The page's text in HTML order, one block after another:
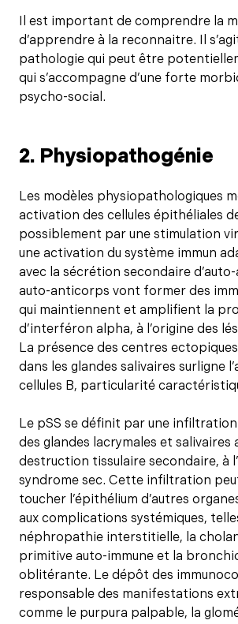
Il est important de comprendre la
d’apprendre à la reconnaitre. Il
pathologie qui peut être
qui s’accompagne d’une forte
psycho-social.
2. Physiopathogénie
Les modèles physiopathologiques
activation des cellules épithéliales
possiblement par une stimulation
une activation du système immun
avec la sécrétion secondaire
auto-anticorps vont former des
qui maintiennent et amplifient la
d’interféron alpha, à l’origine des
La présence des centres
dans les glandes salivaires surligne
cellules B, particularité
Le pSS se définit par une
des glandes lacrymales et salivaires
destruction tissulaire secondaire, à
syndrome sec. Cette infiltration
toucher l’épithélium d’autres
aux complications systémiques,
néphropathie interstitielle, la
primitive auto-immune et la
oblitérante. Le dépôt des
responsable des manifestations
comme le purpura palpable, la